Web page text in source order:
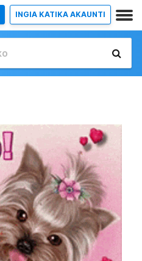
INGIA KATIKA AKAUNTI